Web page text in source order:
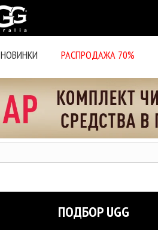
НОВИНКИ РАСПРОДАЖА 70%
ПОДБОР UGG